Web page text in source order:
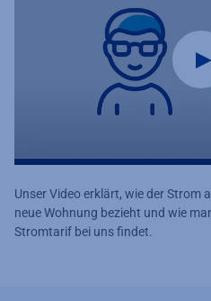
Unser Video erklärt, wie der Strom
neue Wohnung bezieht und wie
Stromtarif bei uns findet.